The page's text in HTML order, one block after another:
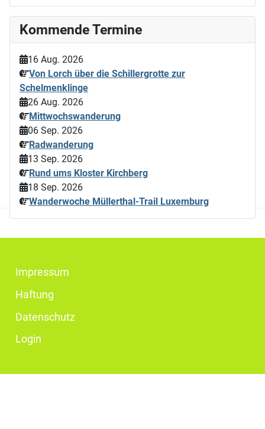
Kommende Termine
16 Aug. 2026
Von Lorch über die Schillergrotte zur
Schelmenklinge
26 Aug. 2026
Mittwochswanderung
06 Sep. 2026
Radwanderung
13 Sep. 2026
Rund ums Kloster Kirchberg
18 Sep. 2026
Wanderwoche Müllerthal-Trail Luxemburg
Impressum
Haftung
Datenschutz
Login